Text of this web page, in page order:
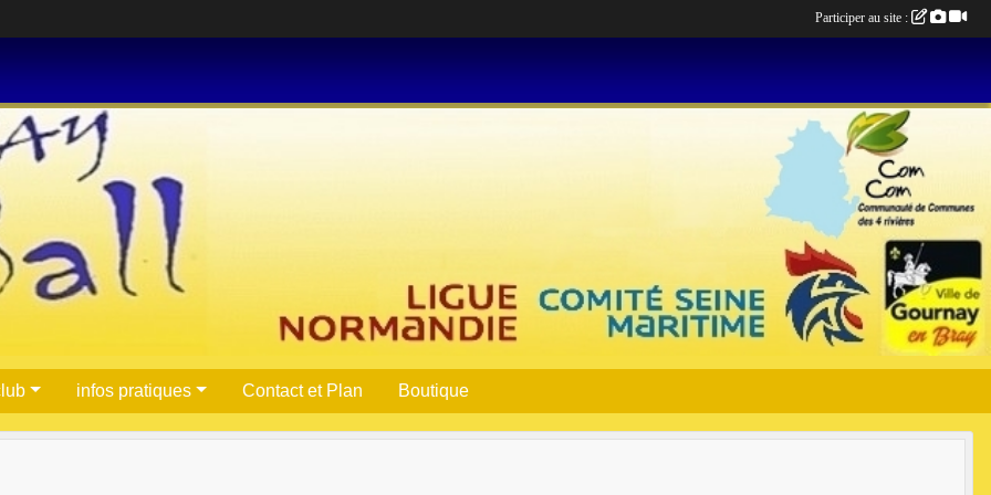
infos pratiques Contact et Plan Boutique
Participer au site :